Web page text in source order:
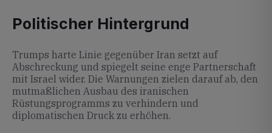
Politischer Hintergrund
Trumps harte Linie gegenüber Iran setzt auf
Abschreckung und spiegelt seine enge Partnerschaft
mit Israel wider. Die Warnungen zielen darauf ab, den
mutmaßlichen Ausbau des iranischen
Rüstungsprogramms zu verhindern und
diplomatischen Druck zu erhöhen.